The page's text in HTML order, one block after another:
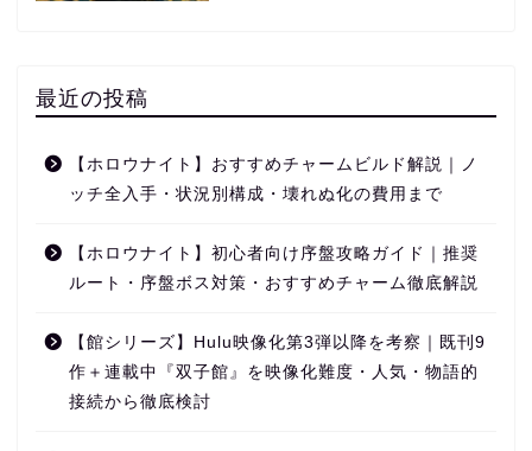
最近の投稿
【ホロウナイト】おすすめチャームビルド解説｜ノ
ッチ全入手・状況別構成・壊れぬ化の費用まで
【ホロウナイト】初心者向け序盤攻略ガイド｜推奨
ルート・序盤ボス対策・おすすめチャーム徹底解説
【館シリーズ】Hulu映像化第3弾以降を考察｜既刊9
作＋連載中『双子館』を映像化難度・人気・物語的
接続から徹底検討